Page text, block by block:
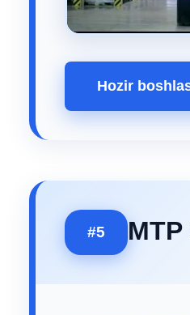
Hozir
#5